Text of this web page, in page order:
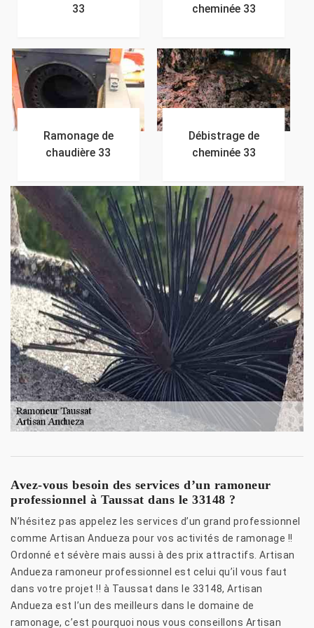
33
cheminée 33
Ramonage de
chaudière 33
Débistrage de
cheminée 33
Avez-vous besoin des services d’un ramoneur
professionnel à Taussat dans le 33148 ?
N’hésitez pas appelez les services d’un grand professionnel
comme Artisan Andueza pour vos activités de ramonage !!
Ordonné et sévère mais aussi à des prix attractifs. Artisan
Andueza ramoneur professionnel est celui qu’il vous faut
dans votre projet !! à Taussat dans le 33148, Artisan
Andueza est l’un des meilleurs dans le domaine de
ramonage, c’est pourquoi nous vous conseillons Artisan